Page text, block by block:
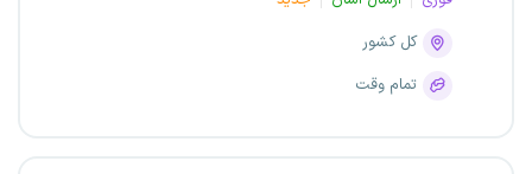
کل کشور
تمام وقت